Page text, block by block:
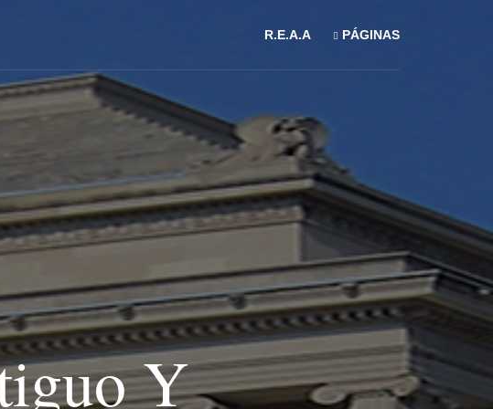
R.E.A.A PÁGINAS
Y